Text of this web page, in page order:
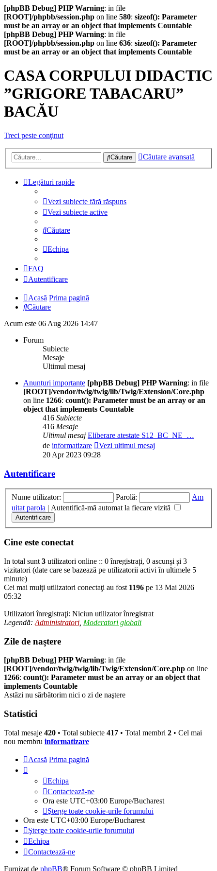
[phpBB Debug] PHP Warning: in file
[ROOT]/phpbb/session.php on line 580: sizeof(): Parameter
must be an array or an object that implements Countable
[phpBB Debug] PHP Warning: in file
[ROOT]/phpbb/session.php on line 636: sizeof(): Parameter
must be an array or an object that implements Countable
CASA CORPULUI DIDACTIC
”GRIGORE TABACARU”
BACĂU
Treci peste conţinut
Căutare Căutare avansată
Legături rapide
Vezi subiecte fără răspuns
Vezi subiecte active
Căutare
Echipa
FAQ
Autentificare
Acasă Prima pagină
Căutare
Acum este 06 Aug 2026 14:47
Forum
Subiecte
Mesaje
Ultimul mesaj
Anunțuri importante [phpBB Debug] PHP Warning: in file
[ROOT]/vendor/twig/twig/lib/Twig/Extension/Core.php
on line 1266: count(): Parameter must be an array or an
object that implements Countable
416 Subiecte
416 Mesaje
Ultimul mesaj Eliberare atestate S12_BC_NE_…
de informatizare
Vezi ultimul mesaj
20 Apr 2023 09:28
Autentificare
Nume utilizator: Parolă:
Am
uitat parola | Autentifică-mă automat la fiecare vizită
Cine este conectat
In total sunt 3 utilizatori online :: 0 înregistrați, 0 ascunși și 3
vizitatori (date care se bazează pe utilizatorii activi în ultimele 5
minute)
Cei mai mulţi utilizatori conectaţi au fost 1196 pe 13 Mai 2026
05:32
Utilizatori înregistraţi: Niciun utilizator înregistrat
Legendă: Administratori Moderatori globali
Zile de naştere
[phpBB Debug] PHP Warning: in file
[ROOT]/vendor/twig/twig/lib/Twig/Extension/Core.php on line
1266: count(): Parameter must be an array or an object that
implements Countable
Astăzi nu sărbătorim nici o zi de naştere
Statistici
Total mesaje 420 • Total subiecte 417 • Total membri 2 • Cel mai
nou membru informatizare
Acasă Prima pagină
Echipa
Contactează-ne
Ora este UTC+03:00 Europe/Bucharest
Şterge toate cookie-urile forumului
Ora este UTC+03:00 Europe/Bucharest
Şterge toate cookie-urile forumului
Echipa
Contactează-ne
Furnizat de phpBB® Forum Software © phpBB Limited